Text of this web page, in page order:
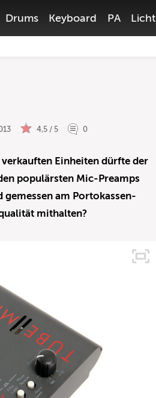
Drums Keyboard PA Licht
4,5 / 5 0
Einheiten dürfte der
populärsten Mic-Preamps
gemessen am Portokassen-
mithalten?